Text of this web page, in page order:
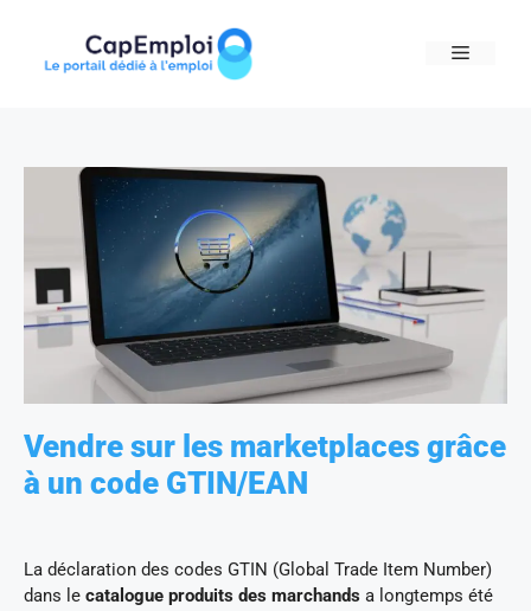
content
MENU
Vendre sur les marketplaces grâce
à un code GTIN/EAN
La déclaration des codes GTIN (Global Trade Item Number)
dans le catalogue produits des marchands a longtemps été